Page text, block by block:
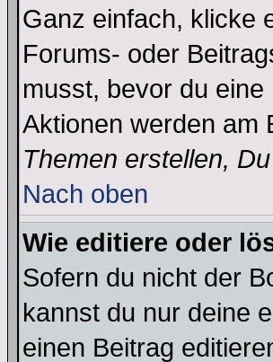
Ganz einfach, klicke
Forums- oder
musst, bevor du
Aktionen werden am
Themen erstellen,
Nach oben
Wie editiere oder
Sofern du nicht der
kannst du nur deine
einen Beitrag